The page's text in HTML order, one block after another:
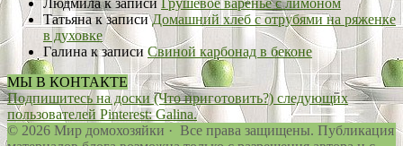
Татьянак записиДомашний хлеб с отрубями на ряженке
в духовке
Галина к записи Свиной карбонад в беконе
МЫ В КОНТАКТЕ
Подпишитесь на доски (Что приготовить?) следующих
пользователей Pinterest: Galina.
© 2026 Мир домохозяйки · Все права защищены. Публикация